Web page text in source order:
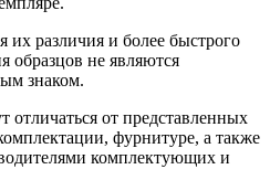
различия и более быстрого
образцов не являются
знаком.
отличаться от представленных
фурнитуре, а также
комплектующих и